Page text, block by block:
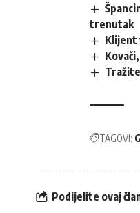
trenutak
Klijent
TAGOVI:
Podijelite ovaj